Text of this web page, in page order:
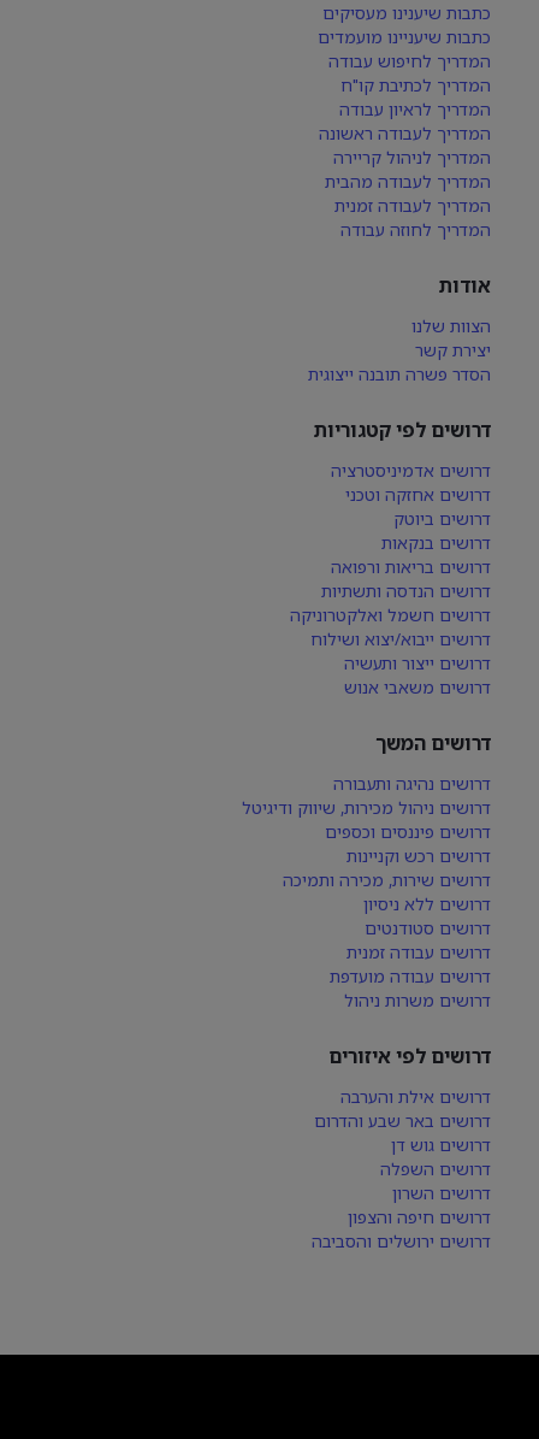
כתבות שיענינו מעסיקים
כתבות שיעניינו מועמדים
המדריך לחיפוש עבודה
המדריך לכתיבת קו"ח
המדריך לראיון עבודה
המדריך לעבודה ראשונה
המדריך לניהול קריירה
המדריך לעבודה מהבית
המדריך לעבודה זמנית
המדריך לחוזה עבודה
אודות
הצוות שלנו
יצירת קשר
הסדר פשרה תובנה ייצוגית
דרושים לפי קטגוריות
דרושים אדמיניסטרציה
דרושים אחזקה וטכני
דרושים ביוטק
דרושים בנקאות
דרושים בריאות ורפואה
דרושים הנדסה ותשתיות
דרושים חשמל ואלקטרוניקה
דרושים ייבוא/יצוא ושילוח
דרושים ייצור ותעשיה
דרושים משאבי אנוש
דרושים המשך
דרושים נהיגה ותעבורה
דרושים ניהול מכירות, שיווק ודיגיטל
דרושים פיננסים וכספים
דרושים רכש וקניינות
דרושים שירות, מכירה ותמיכה
דרושים ללא ניסיון
דרושים סטודנטים
דרושים עבודה זמנית
דרושים עבודה מועדפת
דרושים משרות ניהול
דרושים לפי איזורים
דרושים אילת והערבה
דרושים באר שבע והדרום
דרושים גוש דן
דרושים השפלה
דרושים השרון
דרושים חיפה והצפון
דרושים ירושלים והסביבה